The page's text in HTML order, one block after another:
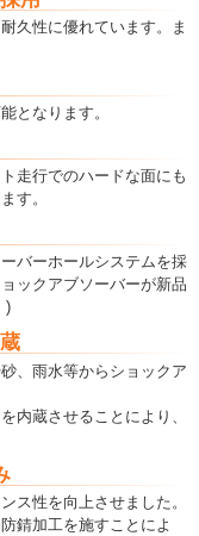
久性に優れています。ま
となります。
走行でのハードな面にも
す。
バーホールシステムを採
ックアブソーバーが新品
)
、雨水等からショックア
内蔵させることにより、
ス性を向上させました。
錆加工を施すことによ